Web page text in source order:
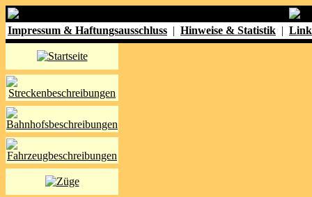
Impressum & Haftungsausschluss | Hinweise & Statistik |